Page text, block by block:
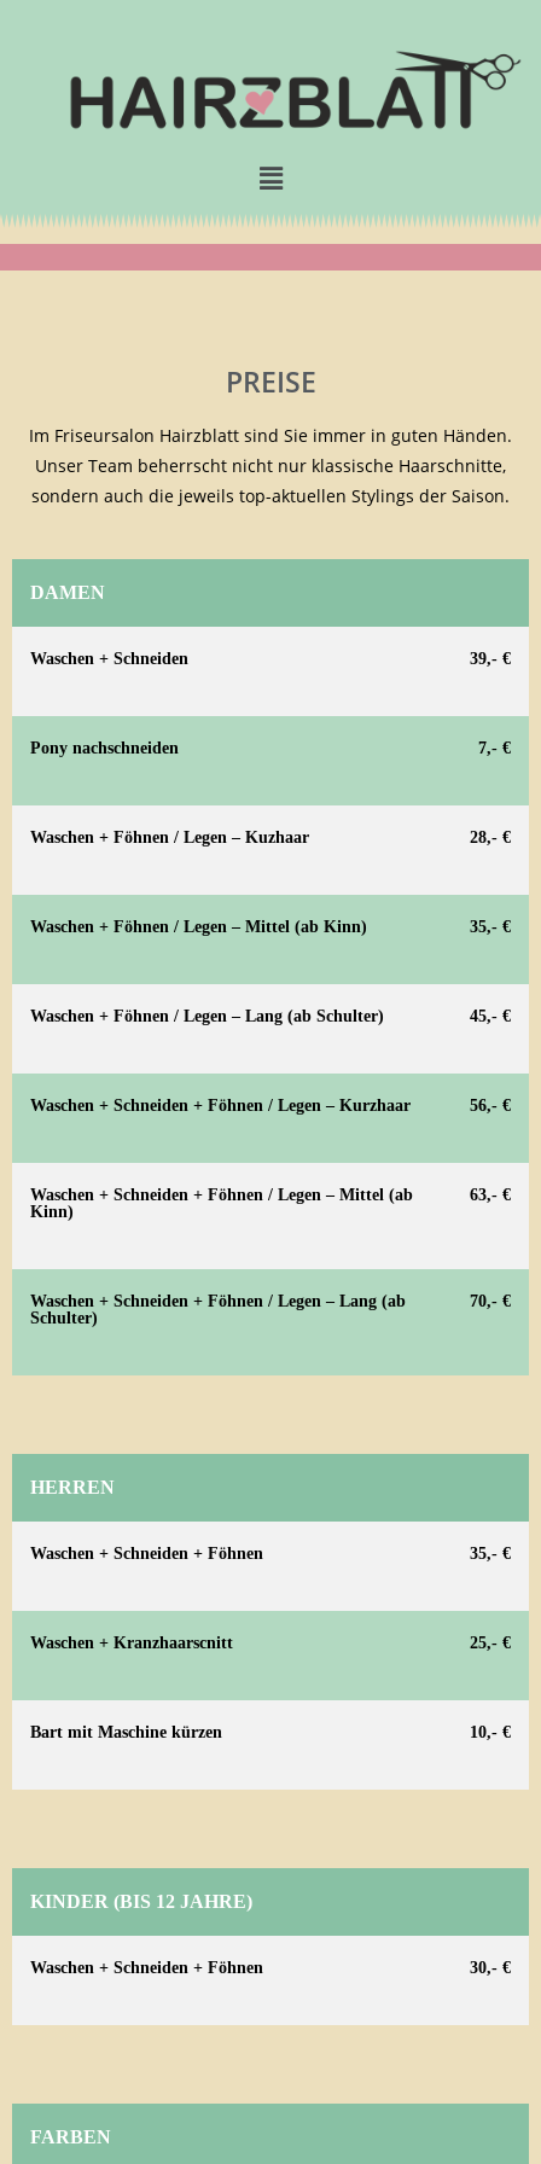
PREISE
Im Friseursalon Hairzblatt sind Sie immer in guten Händen.
Unser Team beherrscht nicht nur klassische Haarschnitte,
sondern auch die jeweils top-aktuellen Stylings der Saison.
DAMEN
Waschen + Schneiden 39,- €
Pony nachschneiden 7,- €
Waschen + Föhnen / Legen – Kuzhaar 28,- €
Waschen + Föhnen / Legen – Mittel (ab Kinn) 35,- €
Waschen + Föhnen / Legen – Lang (ab Schulter) 45,- €
Waschen + Schneiden + Föhnen / Legen – Kurzhaar 56,- €
Waschen + Schneiden + Föhnen / Legen – Mittel (ab
Kinn)
63,- €
Waschen + Schneiden + Föhnen / Legen – Lang (ab
Schulter)
70,- €
HERREN
Waschen + Schneiden + Föhnen 35,- €
Waschen + Kranzhaarscnitt 25,- €
Bart mit Maschine kürzen 10,- €
KINDER (BIS 12 JAHRE)
Waschen + Schneiden + Föhnen 30,- €
FARBEN